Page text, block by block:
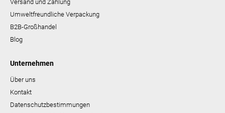
Versand und Zahlung
Umweltfreundliche Verpackung
B2B-Großhandel
Blog
Unternehmen
Über uns
Kontakt
Datenschutzbestimmungen